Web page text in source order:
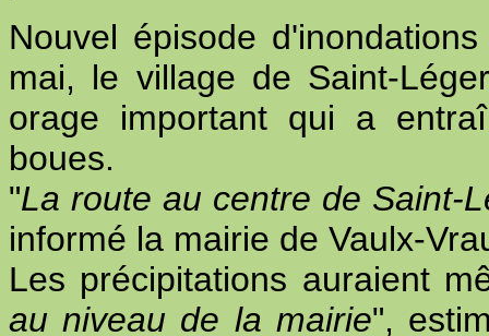
Nouvel épisode
mai, le village de Saint-
orage important qui a
boues.
"La route au centre de Saint-
informé la mairie de Vaulx-
Les précipitations auraient
au niveau de la mairie",